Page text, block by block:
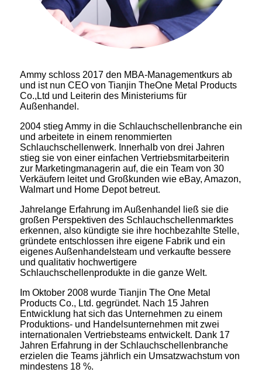
Ammy schloss 2017 den MBA-Managementkurs ab
und ist nun CEO von Tianjin TheOne Metal Products
Co.,Ltd und Leiterin des Ministeriums für
Außenhandel.
2004 stieg Ammy in die Schlauchschellenbranche ein
und arbeitete in einem renommierten
Schlauchschellenwerk. Innerhalb von drei Jahren
stieg sie von einer einfachen Vertriebsmitarbeiterin
zur Marketingmanagerin auf, die ein Team von 30
Verkäufern leitet und Großkunden wie eBay, Amazon,
Walmart und Home Depot betreut.
Jahrelange Erfahrung im Außenhandel ließ sie die
großen Perspektiven des Schlauchschellenmarktes
erkennen, also kündigte sie ihre hochbezahlte Stelle,
gründete entschlossen ihre eigene Fabrik und ein
eigenes Außenhandelsteam und verkaufte bessere
und qualitativ hochwertigere
Schlauchschellenprodukte in die ganze Welt.
Im Oktober 2008 wurde Tianjin The One Metal
Products Co., Ltd. gegründet. Nach 15 Jahren
Entwicklung hat sich das Unternehmen zu einem
Produktions- und Handelsunternehmen mit zwei
internationalen Vertriebsteams entwickelt. Dank 17
Jahren Erfahrung in der Schlauchschellenbranche
erzielen die Teams jährlich ein Umsatzwachstum von
mindestens 18 %.